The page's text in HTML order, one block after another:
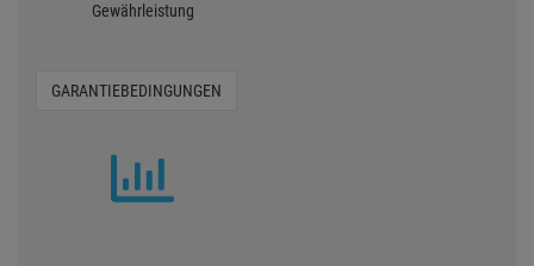
Gewährleistung
GARANTIEBEDINGUNGEN